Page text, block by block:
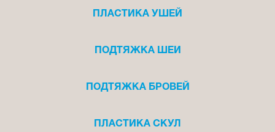
ПЛАСТИКА УШЕЙ
ПОДТЯЖКА ШЕИ
ПОДТЯЖКА БРОВЕЙ
ПЛАСТИКА СКУЛ